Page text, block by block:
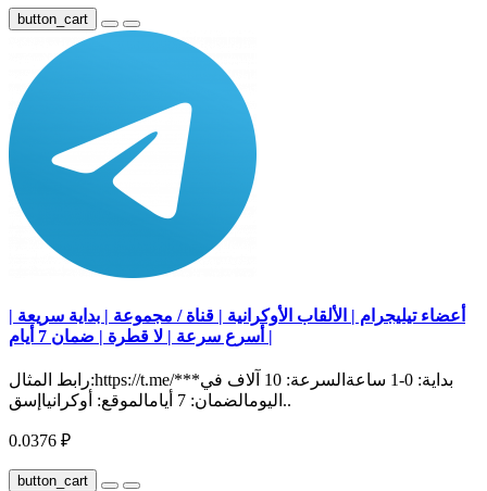
button_cart
أعضاء تيليجرام | الألقاب الأوكرانية | قناة / مجموعة | بداية سريعة |
أسرع سرعة | لا قطرة | ضمان 7 أيام |
رابط المثال:https://t.me/***بداية: 0-1 ساعةالسرعة: 10 آلاف في
اليومالضمان: 7 أيامالموقع: أوكرانياإسق..
0.0376 ₽
button_cart